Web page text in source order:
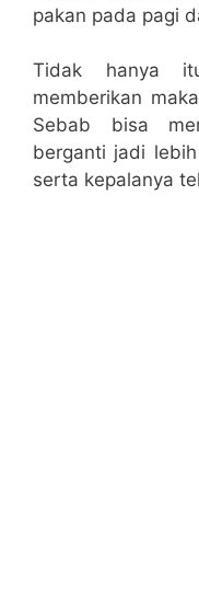
pakan pada pagi
Tidak hanya
memberikan
Sebab bisa
berganti jadi
serta kepalanya